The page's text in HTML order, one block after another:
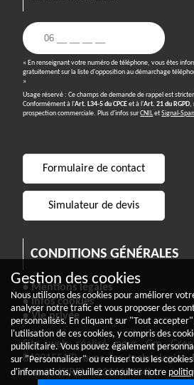
Gestion des cookies
Nous utilisons des cookies pour améliorer
analyser notre trafic et vous proposer des
personnalisés. En cliquant sur "Tout
l'utilisation de ces cookies, y compris des
publicitaire. Vous pouvez également
sur "Personnaliser" ou refuser tous les
d'informations, veuillez consulter notre
« En renseignant votre numéro de téléphone, vous êtes
gratuitement sur la liste d'opposition au démarchage
»
Usage réservé : Ce champs de demande de rappel est
Conformément à l'Art. L34-5 du CPCEet à l'Art. 21 du RGPD,
prospection commerciale. Plus d'infos surCNILetSignal-
Formulaire de contact
Simulateur de devis
CONDITIONS GÉNÉRALES
• Mentions légales
• Infos cookies
• Vie privée
Site web réalisé pour Gm
849915517) avec les technologies
France(SIREN : 831613484)